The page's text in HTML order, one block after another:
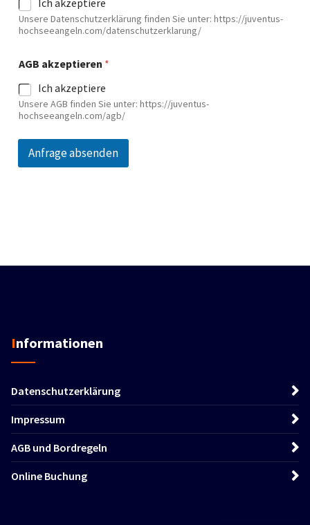
Ich akzeptiere
Unsere Datenschutzerklärung finden Sie unter: https://juventus-
hochseeangeln.com/datenschutzerklarung/
AGB akzeptieren *
Ich akzeptiere
Unsere AGB finden Sie unter: https://juventus-
hochseeangeln.com/agb/
Anfrage absenden
Informationen
Datenschutzerklärung
Impressum
AGB und Bordregeln
Online Buchung